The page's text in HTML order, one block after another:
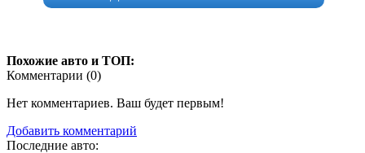
Похожие авто и ТОП:
Комментарии (0)
Нет комментариев. Ваш будет первым!
Добавить комментарий
Последние авто: